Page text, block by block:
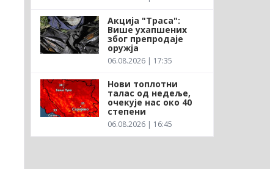
Акција "Траса":
Више ухапшених
због препродаје
оружја
06.08.2026 | 17:35
Нови топлотни
талас од недеље,
очекује нас око 40
степени
06.08.2026 | 16:45